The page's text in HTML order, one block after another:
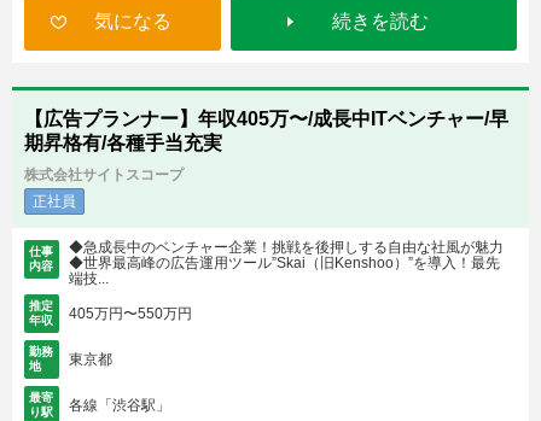
気になる 続きを読む
【広告プランナー】年収405万〜/成長中ITベンチャー/早
期昇格有/各種手当充実
株式会社サイトスコープ
正社員
仕事
内容
◆急成長中のベンチャー企業！挑戦を後押しする自由な社風が魅力
◆世界最高峰の広告運用ツール”Skai（旧Kenshoo）”を導入！最先
端技...
推定
年収
405万円〜550万円
勤務
地
東京都
最寄
り駅
各線「渋谷駅」